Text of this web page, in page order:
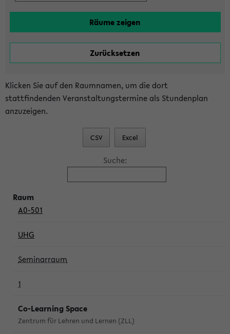
Klicken Sie auf den Raumnamen, um die dort
stattfindenden Veranstaltungstermine als Stundenplan
anzuzeigen.
CSV Excel
Suche:
A0-501
UHG
Seminarraum
1
Co-Learning Space
Zentrum für Lehren und Lernen (ZLL)